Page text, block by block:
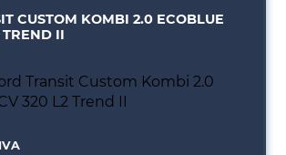
CUSTOM KOMBI 2.0 ECOBLUE
II